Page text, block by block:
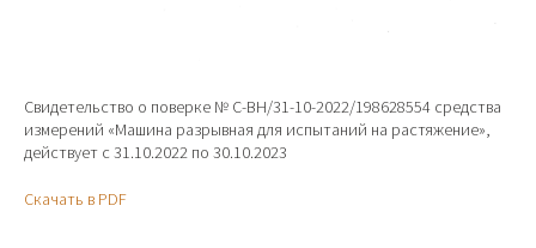
Свидетельство о поверке № С-ВН/31-10-2022/198628554 средства
измерений «Машина разрывная для испытаний на растяжение»,
действует c 31.10.2022 по 30.10.2023
Скачать в PDF